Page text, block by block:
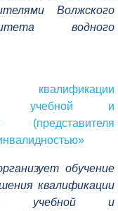
Волжского
водного
квалификации
учебной и
(представителя
обучение
квалификации
учебной и